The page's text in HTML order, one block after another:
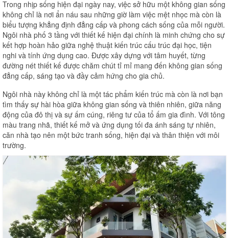
Trong nhịp sống hiện đại ngày nay, việc sở hữu một không gian sống
không chỉ là nơi ẩn náu sau những giờ làm việc mệt nhọc mà còn là
biểu tượng khẳng định đẳng cấp và phong cách sống của mỗi người.
Ngôi nhà phố 3 tầng với thiết kế hiện đại chính là minh chứng cho sự
kết hợp hoàn hảo giữa nghệ thuật kiến ​​trúc cấu trúc đại học, tiện
nghi và tính ứng dụng cao. Được xây dựng với tâm huyết, từng
đường nét thiết kế được chăm chút tỉ mỉ mang đến không gian sống
đẳng cấp, sáng tạo và đầy cảm hứng cho gia chủ.
Ngôi nhà này không chỉ là một tác phẩm kiến ​​trúc mà còn là nơi bạn
tìm thấy sự hài hòa giữa không gian sống và thiên nhiên, giữa năng
động của đô thị và sự ấm cúng, riêng tư của tổ ấm gia đình. Với tông
màu trang nhã, thiết kế mở và ứng dụng tối đa ánh sáng tự nhiên,
căn nhà tạo nên một bức tranh sống, hiện đại và thân thiện với môi
trường.